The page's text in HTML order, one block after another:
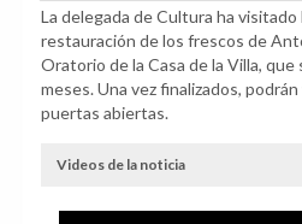
La delegada de Cultura ha
restauración de los frescos de
Oratorio de la Casa de la Villa,
meses. Una vez finalizados,
puertas abiertas.
Videos de la noticia